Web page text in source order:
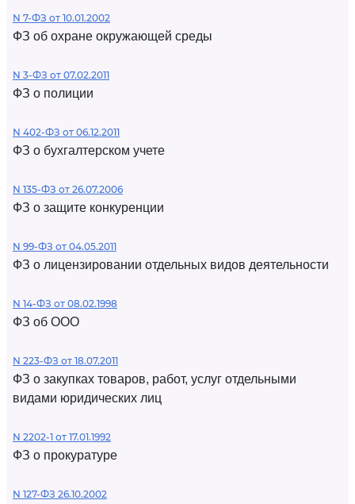
N 7-ФЗ от 10.01.2002
ФЗ об охране окружающей среды
N 3-ФЗ от 07.02.2011
ФЗ о полиции
N 402-ФЗ от 06.12.2011
ФЗ о бухгалтерском учете
N 135-ФЗ от 26.07.2006
ФЗ о защите конкуренции
N 99-ФЗ от 04.05.2011
ФЗ о лицензировании отдельных видов деятельности
N 14-ФЗ от 08.02.1998
ФЗ об ООО
N 223-ФЗ от 18.07.2011
ФЗ о закупках товаров, работ, услуг отдельными
видами юридических лиц
N 2202-1 от 17.01.1992
ФЗ о прокуратуре
N 127-ФЗ 26.10.2002